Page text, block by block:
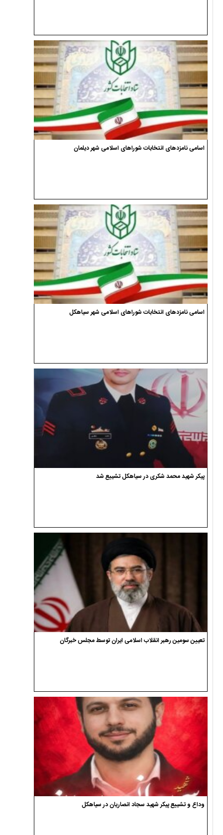
اسامی نامزدهای انتخابات شوراهای اسلامی شهر دیلمان
اسامی نامزدهای انتخابات شوراهای اسلامی شهر سیاهکل
پیکر شهید محمد شکری در سیاهکل تشییع شد
تعیین سومین رهبر انقلاب اسلامی ایران توسط مجلس خبرگان
وداع و تشییع پیکر شهید سجاد انصاریان در سیاهکل